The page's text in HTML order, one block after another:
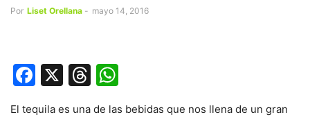
Por Liset Orellana - mayo 14, 2016
Facebook
X Threads
El tequila es una de las bebidas que nos llena de un gran